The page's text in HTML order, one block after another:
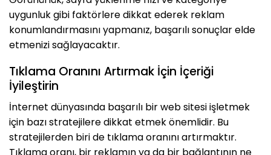
uygunluk gibi faktörlere dikkat ederek reklam
konumlandırmasını yapmanız, başarılı sonuçlar elde
etmenizi sağlayacaktır.
Tıklama Oranını Artırmak İçin İçeriği
İyileştirin
İnternet dünyasında başarılı bir web sitesi işletmek
için bazı stratejilere dikkat etmek önemlidir. Bu
stratejilerden biri de tıklama oranını artırmaktır.